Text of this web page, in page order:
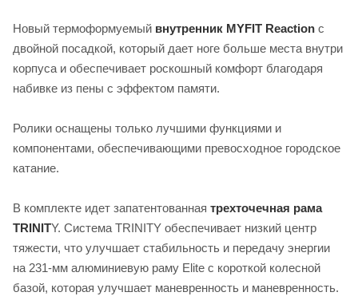
Новый термоформуемый внутренник MYFIT Reaction с
двойной посадкой, который дает ноге больше места внутри
корпуса и обеспечивает роскошный комфорт благодаря
набивке из пены с эффектом памяти.
Ролики оснащены только лучшими функциями и
компонентами, обеспечивающими превосходное городское
катание.
В комплекте идет запатентованная трехточечная рама
TRINITY. Система TRINITY обеспечивает низкий центр
тяжести, что улучшает стабильность и передачу энергии
на 231-мм алюминиевую раму Elite с короткой колесной
базой, которая улучшает маневренность и маневренность.